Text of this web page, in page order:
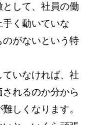
して、社員の働
く動いていな
がないという特
いなければ、社
れるのか分から
しくなります。